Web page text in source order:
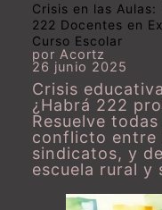
Crisis en las
222 Docentes en
Curso Escolar
por Acortz
26 junio 2025
Crisis
¿Habrá 222
Resuelve
conflicto entre
sindicatos, y
escuela rural y